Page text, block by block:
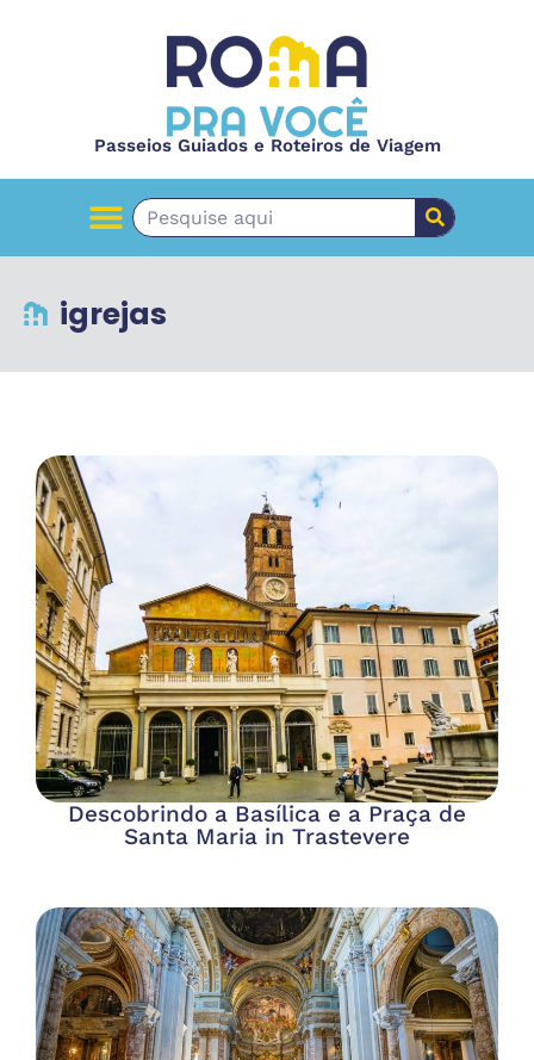
Passeios Guiados e Roteiros de Viagem
igrejas
Descobrindo a Basílica e a Praça de
Santa Maria in Trastevere